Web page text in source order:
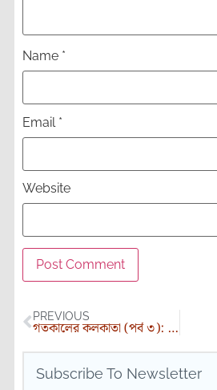
Name *
Email *
Website
PREVIOUS
গতকালের কলকাতা (পর্ব ৩): সেকালের পথঘাট ও তার নামকরণ
Subscribe To Newsletter